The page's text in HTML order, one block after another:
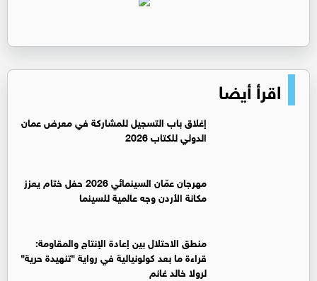
اقرأ أيضا
إغلاق باب التسجيل للمشاركة في معرض عمان
الدولي للكتاب 2026
مهرجان عمّان السينمائي 2026 حفل ختام يعزز
مكانة الأردن وجه عالمية للسينما
منطق الاحتلال بين إعادة الإنتاج والمقاومة:
قراءة ما بعد كولونيالية في رواية "تنهيدة حرية"
لرولا خالد غانم